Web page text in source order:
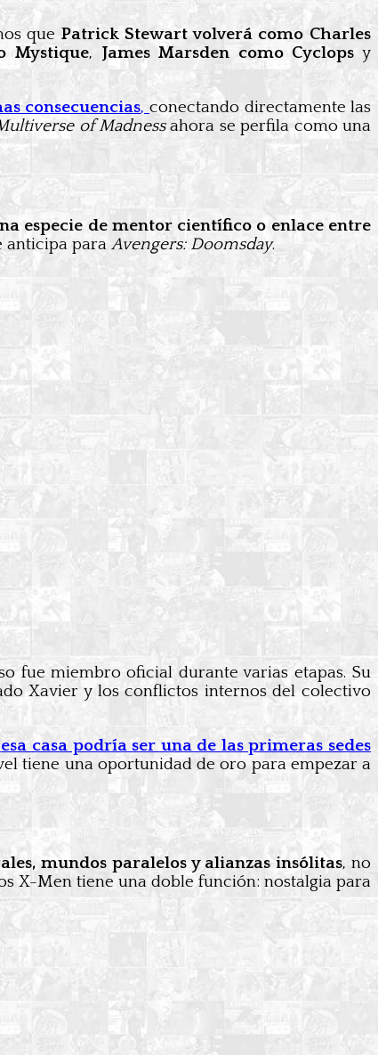
que Patrick Stewart volverá como Charles
Mystique, James Marsden como Cyclops y
consecuencias, conectando directamente las
of Madnessahora se perfila como una
especie de mentor científico o enlace entre
anticipa paraAvengers: Doomsday.
fue miembro oficial durante varias etapas. Su
Xavier y los conflictos internos del colectivo
esa casa podría ser una de las primeras sedes
tiene una oportunidad de oro para empezar a
mundos paralelos y alianzas insólitas, no
X-Men tiene una doble función: nostalgia para